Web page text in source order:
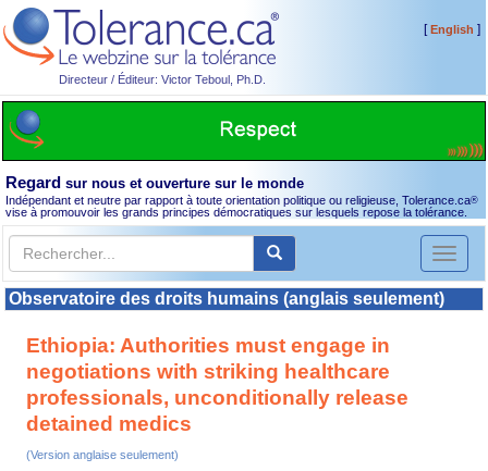
Directeur / Éditeur: Victor Teboul, Ph.D.
[English ]
Regard sur nous et ouverture sur le monde
Indépendant et neutre par rapport à toute orientation politique ou religieuse, Tolerance.ca®
vise à promouvoir les grands principes démocratiques sur lesquels repose la tolérance.
Toggle
Observatoire des droits humains (anglais seulement)
Ethiopia: Authorities must engage in
negotiations with striking healthcare
professionals, unconditionally release
detained medics
(Version anglaise seulement)